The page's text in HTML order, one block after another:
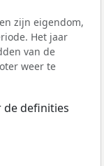
zijn eigendom,
Het jaar
van de
weer te
definities